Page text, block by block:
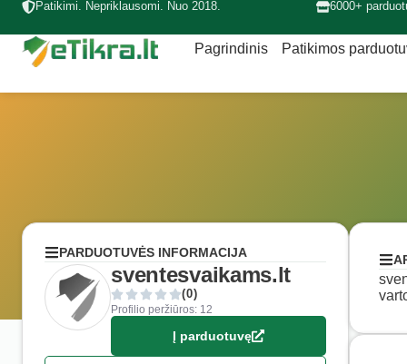
Patikimi. Nepriklausomi. Nuo 2018. 6000+
Pagrindinis Patikimos
PARDUOTUVĖS INFORMACIJA
sventesvaikams.lt
(0)
Profilio peržiūros: 12
Į parduotuvę